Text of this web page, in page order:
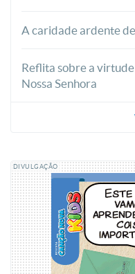
A caridade ardente
Reflita sobre a
Nossa Senhora
DIVULGAÇÃO